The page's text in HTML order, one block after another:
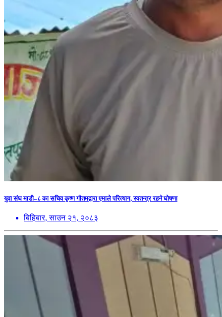
युवा संघ माडी–८ का सचिव कृष्ण गौतमद्वारा एमाले परित्याग, स्वतन्त्र रहने घोषणा
बिहिबार, साउन २१, २०८३